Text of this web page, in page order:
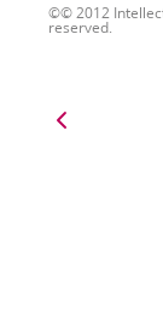
© 2012
reserved.